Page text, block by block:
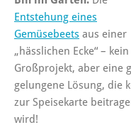
Entstehung eines
Gemüsebeets aus einer
„hässlichen Ecke“ – kein
Großprojekt, aber eine
gelungene Lösung, die
zur Speisekarte
wird!